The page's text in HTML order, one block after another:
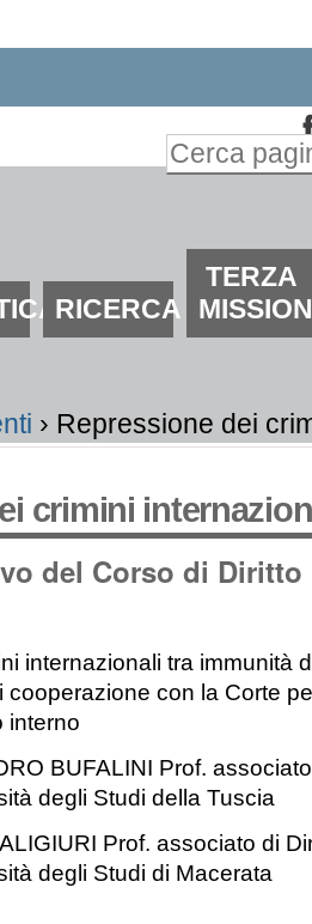
Inserire il
RICERCA
TERZA
› Repressione dei
crimini
del Corso di
internazionali tra immunità
cooperazione con la Corte
interno
BUFALINI Prof.
degli Studi della Tuscia
Prof. associato di
degli Studi di Macerata